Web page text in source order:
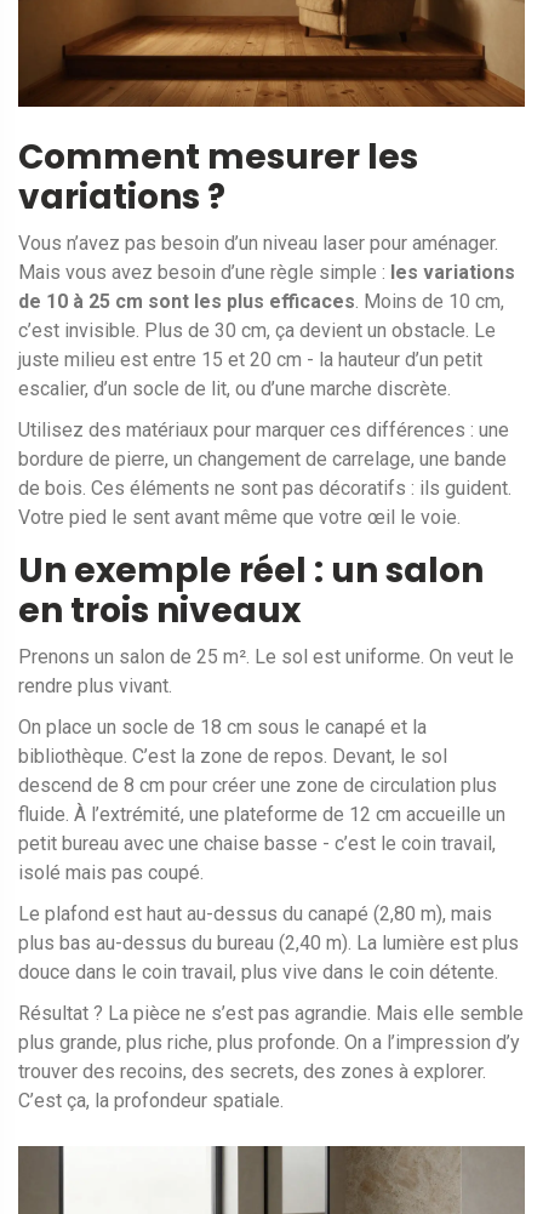
Comment mesurer les
variations ?
Vous n’avez pas besoin d’un niveau laser pour aménager.
Mais vous avez besoin d’une règle simple : les variations
de 10 à 25 cm sont les plus efficaces. Moins de 10 cm,
c’est invisible. Plus de 30 cm, ça devient un obstacle. Le
juste milieu est entre 15 et 20 cm - la hauteur d’un petit
escalier, d’un socle de lit, ou d’une marche discrète.
Utilisez des matériaux pour marquer ces différences : une
bordure de pierre, un changement de carrelage, une bande
de bois. Ces éléments ne sont pas décoratifs : ils guident.
Votre pied le sent avant même que votre œil le voie.
Un exemple réel : un salon
en trois niveaux
Prenons un salon de 25 m². Le sol est uniforme. On veut le
rendre plus vivant.
On place un socle de 18 cm sous le canapé et la
bibliothèque. C’est la zone de repos. Devant, le sol
descend de 8 cm pour créer une zone de circulation plus
fluide. À l’extrémité, une plateforme de 12 cm accueille un
petit bureau avec une chaise basse - c’est le coin travail,
isolé mais pas coupé.
Le plafond est haut au-dessus du canapé (2,80 m), mais
plus bas au-dessus du bureau (2,40 m). La lumière est plus
douce dans le coin travail, plus vive dans le coin détente.
Résultat ? La pièce ne s’est pas agrandie. Mais elle semble
plus grande, plus riche, plus profonde. On a l’impression d’y
trouver des recoins, des secrets, des zones à explorer.
C’est ça, la profondeur spatiale.